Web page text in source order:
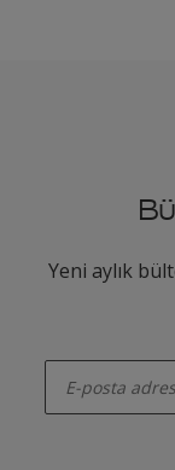
Yeni aylık